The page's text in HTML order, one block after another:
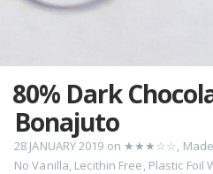
80% Dark
Bonajuto
28 JANUARY 2019 on ★★★☆☆,
No Vanilla, Lecithin Free, Plastic Foil